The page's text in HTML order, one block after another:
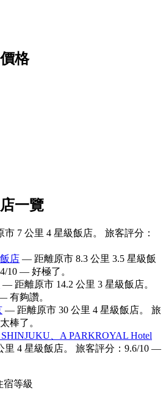
格
一覽
7 公里 4 星級飯店。 旅客評分：
店 — 距離原市 8.3 公里 3.5 星級飯
10 — 好極了。
— 距離原市 14.2 公里 3 星級飯店。
有夠讚。
— 距離原市 30 公里 4 星級飯店。 旅
棒了。
、A PARKROYAL Hotel
里 4 星級飯店。 旅客評分：9.6/10 —
宿等級